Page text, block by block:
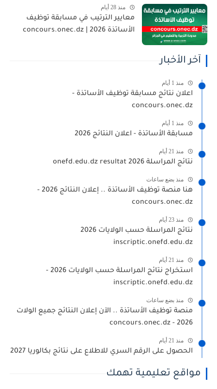
منذ 28 أيام
معايير الترتيب في مسابقة توظيف
الأساتذة 2026 | concours.onec.dz
آخر الأخبار
منذ 1 أيام
اعلان نتائج مسابقة توظيف الأساتذة -
concours.onec.dz
منذ 1 أيام
مسابقة الأساتذة - اعلان النتائج 2026
منذ 21 أيام
نتائج المراسلة 2026 onefd.edu.dz resultat
منذ بضع ساعات
هنا منصة توظيف الأساتذة .. إعلان النتائج 2026 -
concours.onec.dz
منذ 23 أيام
نتائج المراسلة حسب الولايات 2026
inscriptic.onefd.edu.dz
منذ 21 أيام
استخراج نتائج المراسلة حسب الولايات 2026 -
inscriptic.onefd.edu.dz
منذ بضع ساعات
منصة توظيف الأساتذة .. الآن إعلان النتائج جميع الولات
2026 - concours.onec.dz
منذ 21 أيام
الحصول على الرقم السري للاطلاع على نتائج بكالوريا 2027
مواقع تعليمية تهمك